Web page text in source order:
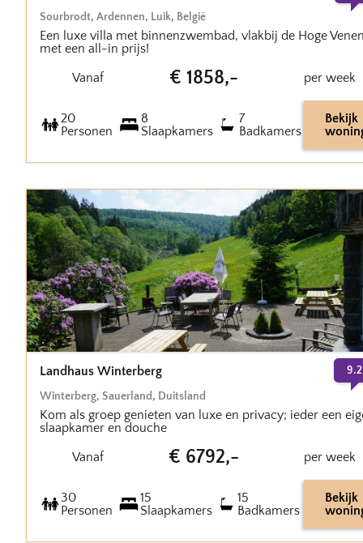
Sourbrodt, Ardennen, Luik, België
Een luxe villa met binnenzwembad, vlakbij de Hoge
met een all-in prijs!
Vanaf
€ 1858,- per week
20
Personen
8
Slaapkamers
7
Badkamers
Bekijk
Landhaus Winterberg
Winterberg, Sauerland, Duitsland
9.2
Kom als groep genieten van luxe en privacy; ieder een
slaapkamer en douche
Vanaf
€ 6792,- per week
30
Personen
15
Slaapkamers
15
Badkamers
Bekijk